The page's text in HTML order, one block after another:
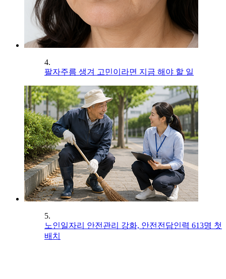
4.
팔자주름 생겨 고민이라면 지금 해야 할 일
5.
노인일자리 안전관리 강화, 안전전담인력 613명 첫
배치